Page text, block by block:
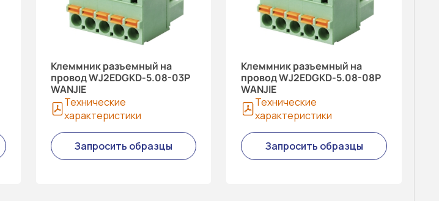
Клеммник разъемный на
провод WJ2EDGKD-5.08-03P
WANJIE
Технические
характеристики
Запросить образцы
Клеммник разъемный на
провод WJ2EDGKD-5.08-08P
WANJIE
Технические
характеристики
Запросить образцы